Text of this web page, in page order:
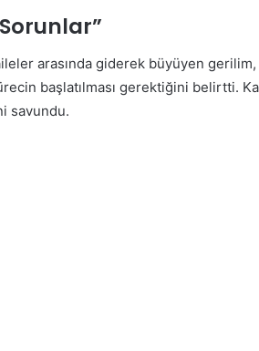
aileler arasında giderek büyüyen
başlatılması gerektiğini belirtti.
savundu.